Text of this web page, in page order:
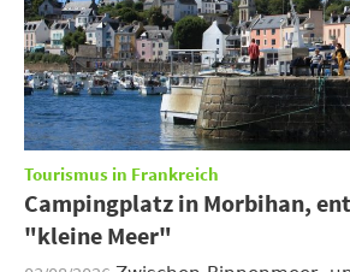
Tourismus in Frankreich
Campingplatz in Morbihan,
"kleine Meer"